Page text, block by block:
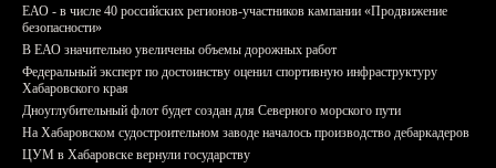
ЕАО - в числе 40 российских регионов-участников кампании «Продвижение
безопасности»
В ЕАО значительно увеличены объемы дорожных работ
Федеральный эксперт по достоинству оценил спортивную инфраструктуру
Хабаровского края
Дноуглубительный флот будет создан для Северного морского пути
На Хабаровском судостроительном заводе началось производство дебаркадеров
ЦУМ в Хабаровске вернули государству